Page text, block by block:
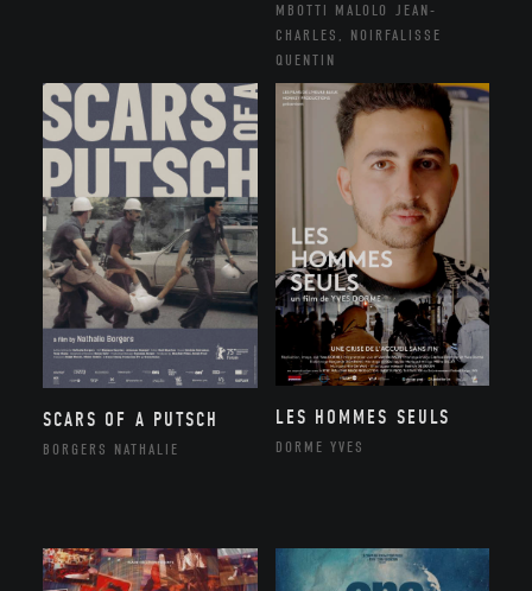
MBOTTI MALOLO JEAN-
CHARLES, NOIRFALISSE
QUENTIN
SCARS OF A PUTSCH
BORGERS NATHALIE
LES HOMMES SEULS
DORME YVES